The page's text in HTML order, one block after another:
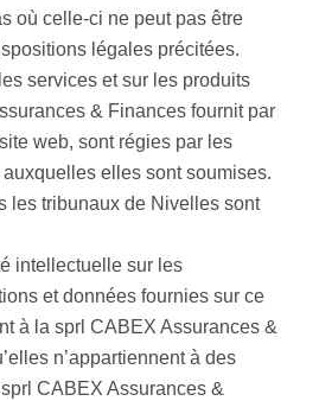
où celle-ci ne peut pas être
légales précitées.
services et sur les produits
& Finances fournit par
web, sont régies par les
elles sont soumises.
les tribunaux de Nivelles sont
intellectuelle sur les
et données fournies sur ce
à la sprl CABEX Assurances &
n’appartiennent à des
CABEX Assurances &